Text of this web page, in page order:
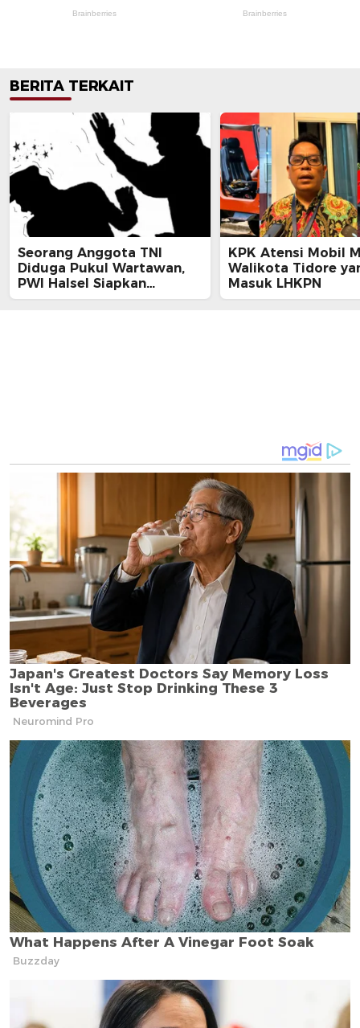
BERITA TERKAIT
Seorang Anggota TNI
Diduga Pukul Wartawan,
PWI Halsel Siapkan
Langkah Hukum
KPK Atensi Mobil
Walikota Tidore
Masuk LHKPN